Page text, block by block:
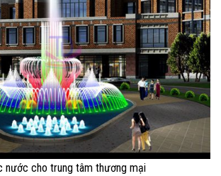
nước cho trung tâm thương mại